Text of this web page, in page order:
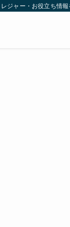
ジャー・お役立ち情報